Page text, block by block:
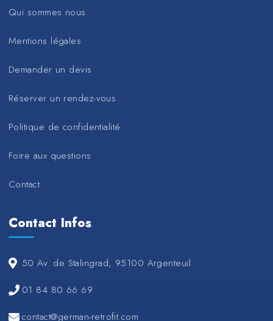
Qui sommes nous
Mentions légales
Demander un devis
Réserver un rendez-vous
Politique de confidentialité
Foire aux questions
Contact
Contact Infos
50 Av. de Stalingrad, 95100 Argenteuil
01 84 80 66 69
contact@german-retrofit.com